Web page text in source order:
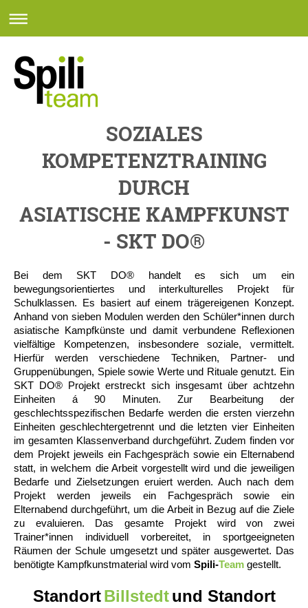
SOZIALES
KOMPETENZTRAINING
DURCH
ASIATISCHE KAMPFKUNST
- SKT DO®
Bei dem SKT DO® handelt es sich um ein
bewegungsorientiertes und interkulturelles Projekt für
Schulklassen. Es basiert auf einem trägereigenen Konzept.
Anhand von sieben Modulen werden den Schüler*innen durch
asiatische Kampfkünste und damit verbundene Reflexionen
vielfältige Kompetenzen, insbesondere soziale, vermittelt.
Hierfür werden verschiedene Techniken, Partner- und
Gruppenübungen, Spiele sowie Werte und Rituale genutzt. Ein
SKT DO® Projekt erstreckt sich insgesamt über achtzehn
Einheiten á 90 Minuten. Zur Bearbeitung der
geschlechtsspezifischen Bedarfe werden die ersten vierzehn
Einheiten geschlechtergetrennt und die letzten vier Einheiten
im gesamten Klassenverband durchgeführt. Zudem finden vor
dem Projekt jeweils ein Fachgespräch sowie ein Elternabend
statt, in welchem die Arbeit vorgestellt wird und die jeweiligen
Bedarfe und Zielsetzungen eruiert werden. Auch nach dem
Projekt werden jeweils ein Fachgespräch sowie ein
Elternabend durchgeführt, um die Arbeit in Bezug auf die Ziele
zu evaluieren. Das gesamte Projekt wird von zwei
Trainer*innen individuell vorbereitet, in sportgeeigneten
Räumen der Schule umgesetzt und später ausgewertet. Das
benötigte Kampfkunstmaterial wird vom Spili-Team gestellt.
Standort Billstedt und Standort